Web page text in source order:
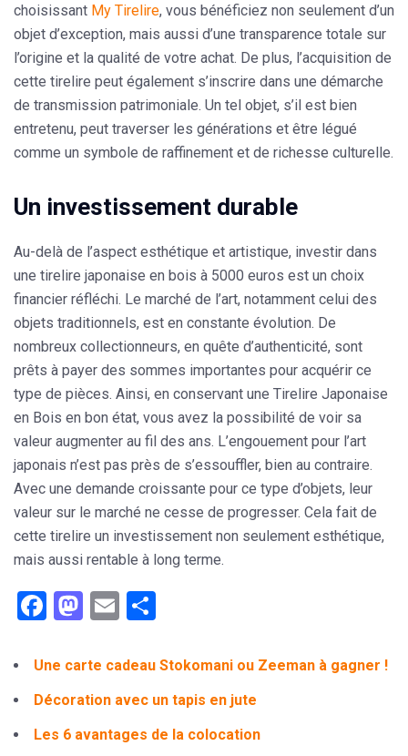
choisissant My Tirelire, vous bénéficiez non seulement d’un
objet d’exception, mais aussi d’une transparence totale sur
l’origine et la qualité de votre achat. De plus, l’acquisition de
cette tirelire peut également s’inscrire dans une démarche
de transmission patrimoniale. Un tel objet, s’il est bien
entretenu, peut traverser les générations et être légué
comme un symbole de raffinement et de richesse culturelle.
Un investissement durable
Au-delà de l’aspect esthétique et artistique, investir dans
une tirelire japonaise en bois à 5000 euros est un choix
financier réfléchi. Le marché de l’art, notamment celui des
objets traditionnels, est en constante évolution. De
nombreux collectionneurs, en quête d’authenticité, sont
prêts à payer des sommes importantes pour acquérir ce
type de pièces. Ainsi, en conservant une Tirelire Japonaise
en Bois en bon état, vous avez la possibilité de voir sa
valeur augmenter au fil des ans. L’engouement pour l’art
japonais n’est pas près de s’essouffler, bien au contraire.
Avec une demande croissante pour ce type d’objets, leur
valeur sur le marché ne cesse de progresser. Cela fait de
cette tirelire un investissement non seulement esthétique,
mais aussi rentable à long terme.
Facebook
Mastodon
Email
Une carte cadeau Stokomani ou Zeeman à gagner !
Décoration avec un tapis en jute
Les 6 avantages de la colocation